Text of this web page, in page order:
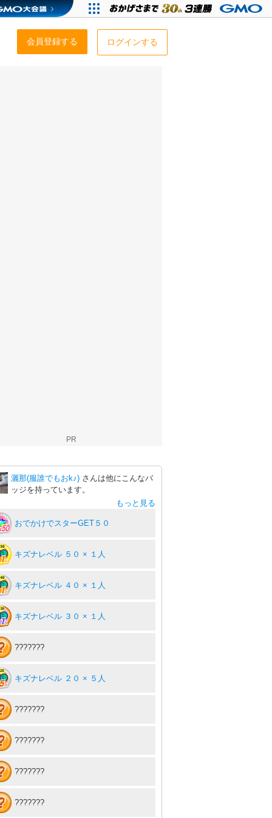
会員登録する ログインする
PR
灑那(服誰でもおk♪) さんは他にこんなバ
ッジを持っています。
もっと見る
おでかけでスターGET５０
キズナレベル ５０ × １人
キズナレベル ４０ × １人
キズナレベル ３０ × １人
???????
キズナレベル ２０ × ５人
???????
???????
???????
???????